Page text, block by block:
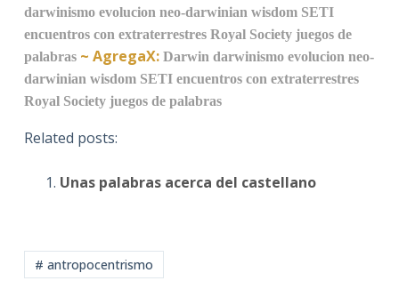
darwinismo evolucion neo-darwinian wisdom SETI
encuentros con extraterrestres Royal Society juegos de
palabras~ AgregaX: Darwin darwinismo evolucion neo-
darwinian wisdom SETI encuentros con extraterrestres
Royal Society juegos de palabras
Related posts:
Unas palabras acerca del castellano
# antropocentrismo